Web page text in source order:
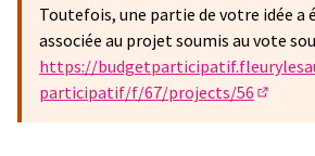
Toutefois, une partie de votre idée a
associée au projet soumis au vote
https://
participatif/f/67/projects/56